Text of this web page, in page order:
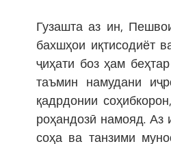
Гузашта аз ин,
бахшҳои иқтисодиёт
ҷиҳати боз ҳам
таъмин намудани
қадрдонии
роҳандозӣ намояд.
соҳа ва танзими